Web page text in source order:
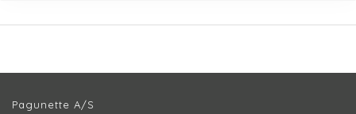
Pagunette A/S